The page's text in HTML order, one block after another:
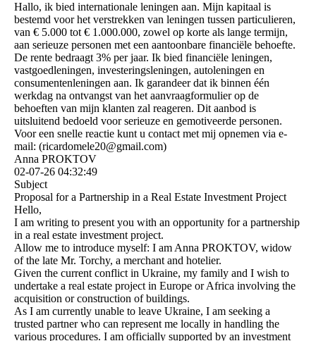
Hallo, ik bied internationale leningen aan. Mijn kapitaal is
bestemd voor het verstrekken van leningen tussen particulieren,
van € 5.000 tot € 1.000.000, zowel op korte als lange termijn,
aan serieuze personen met een aantoonbare financiële behoefte.
De rente bedraagt ​​3% per jaar. Ik bied financiële leningen,
vastgoedleningen, investeringsleningen, autoleningen en
consumentenleningen aan. Ik garandeer dat ik binnen één
werkdag na ontvangst van het aanvraagformulier op de
behoeften van mijn klanten zal reageren. Dit aanbod is
uitsluitend bedoeld voor serieuze en gemotiveerde personen.
Voor een snelle reactie kunt u contact met mij opnemen via e-
mail: (­ricardomele20@­gmail.­com)­
Anna PROKTOV
02-07-26 04:32:49
Subject
Proposal for a Partnership in a Real Estate Investment Project
Hello,
I am writing to present you with an opportunity for a partnership
in a real estate investment project.
Allow me to introduce myself: I am Anna PROKTOV, widow
of the late Mr. Torchy, a merchant and hotelier.
Given the current conflict in Ukraine, my family and I wish to
undertake a real estate project in Europe or Africa involving the
acquisition or construction of buildings.
As I am currently unable to leave Ukraine, I am seeking a
trusted partner who can represent me locally in handling the
various procedures. I am officially supported by an investment